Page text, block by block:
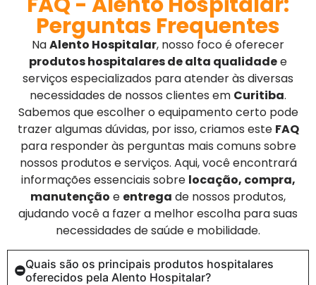
Perguntas Frequentes
NaAlento Hospitalar, nosso foco é oferecer
produtos hospitalares de alta qualidadee
serviços especializados para atender às diversas
necessidades de nossos clientes em Curitiba.
Sabemos que escolher o equipamento certo pode
trazer algumas dúvidas, por isso, criamos este FAQ
para responder às perguntas mais comuns sobre
nossos produtos e serviços. Aqui, você encontrará
informações essenciais sobre locação, compra,
manutenção e entrega de nossos produtos,
ajudando você a fazer a melhor escolha para suas
necessidades de saúde e mobilidade.
Quais são os principais produtos hospitalares
oferecidos pela Alento Hospitalar?